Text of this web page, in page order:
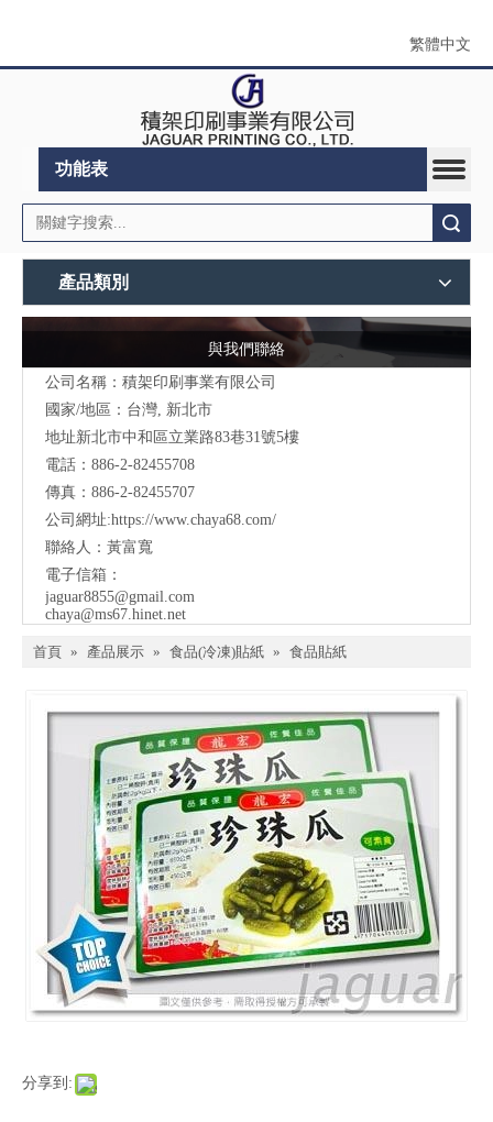
繁體中文
功能表
產品類別
與我們聯絡
公司名稱：積架印刷事業有限公司
國家/地區：台灣, 新北市
地址新北市中和區立業路83巷31號5樓
電話：886-2-82455708
傳真：886-2-82455707
公司網址:https://www.chaya68.com/
聯絡人：黃富寬
電子信箱：
jaguar8855@gmail.com
chaya@ms67.hinet.net
首頁 » 產品展示 » 食品(冷凍)貼紙 » 食品貼紙
分享到: